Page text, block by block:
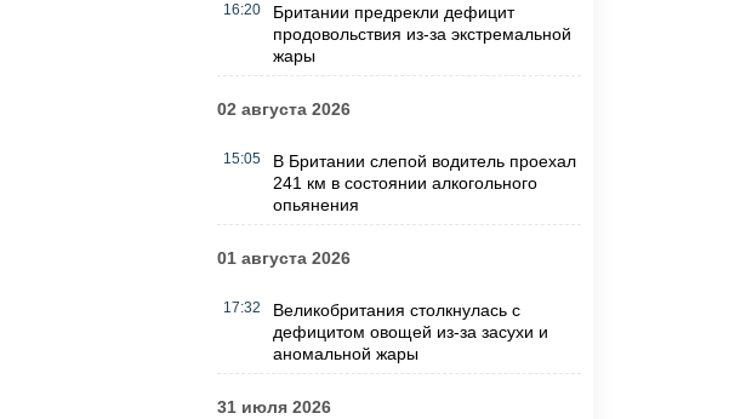
16:20
Британии предрекли дефицит
продовольствия из-за экстремальной
жары
02 августа 2026
15:05
В Британии слепой водитель проехал
241 км в состоянии алкогольного
опьянения
01 августа 2026
17:32
Великобритания столкнулась с
дефицитом овощей из-за засухи и
аномальной жары
31 июля 2026